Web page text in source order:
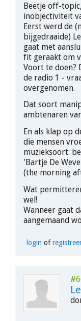
Beetje off-
inobjectiviteit
Eerst werd de
bijgedraaide)
gaat met
fit geraakt om
Voort te doen?
de radio 1 -
overgenomen.
Dat soort
ambtenaren
En als klap op
die mensen
muzieksoort:
'Bartje De
(the morning
Wat
wel!
Wanneer gaat
aangemaand
login of